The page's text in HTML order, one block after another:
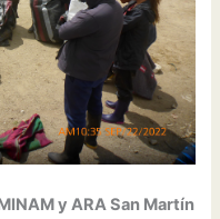
y ARA San Martín